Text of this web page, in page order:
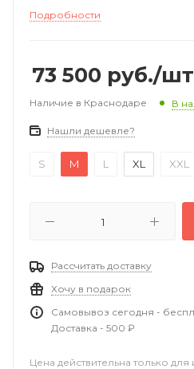
Подробности
73 500 руб./шт
Наличие в Краснодаре В
Нашли дешевле?
S M L XL XXL
Рассчитать доставку
Хочу в подарок
Самовывоз сегодня -
Доставка - 500 ₽
Цена действительна только